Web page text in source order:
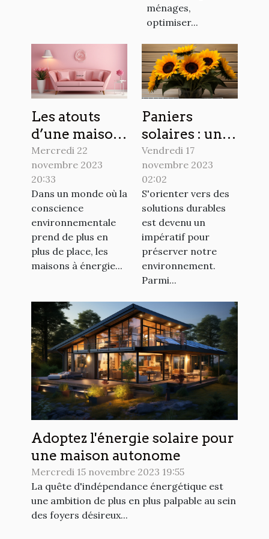
ménages,
optimiser...
Les atouts
d’une maison
à énergie
positive
Mercredi 22
novembre 2023
20:33
Dans un monde où la
conscience
environnementale
prend de plus en
plus de place, les
maisons à énergie...
Paniers
solaires : une
alternative
écologique
pour votre
maison
Vendredi 17
novembre 2023
02:02
S'orienter vers des
solutions durables
est devenu un
impératif pour
préserver notre
environnement.
Parmi...
Adoptez l'énergie solaire pour
une maison autonome
Mercredi 15 novembre 2023 19:55
La quête d'indépendance énergétique est
une ambition de plus en plus palpable au sein
des foyers désireux...